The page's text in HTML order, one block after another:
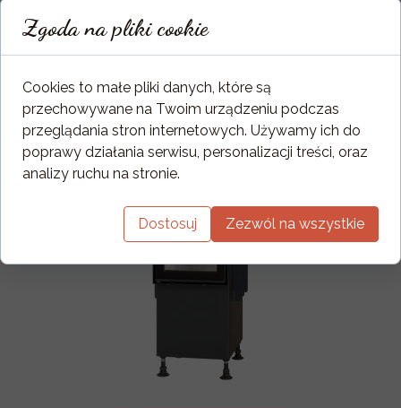
Ciężar w obudowie kaflowej w kg
640
Zgoda na pliki cookie
Cookies to małe pliki danych, które są
przechowywane na Twoim urządzeniu podczas
przeglądania stron internetowych. Używamy ich do
poprawy działania serwisu, personalizacji treści, oraz
analizy ruchu na stronie.
Dostosuj Zezwól na wszystkie